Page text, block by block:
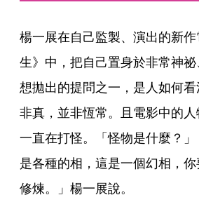
楊一展在自己監製、演出的新
生》中，把自己置身於非常神
想拋出的提問之一，是人如何
非真，並非恆常。且電影中的
一直在打怪。「怪物是什麼？
是各種的相，這是一個幻相，
修煉。」楊一展說。